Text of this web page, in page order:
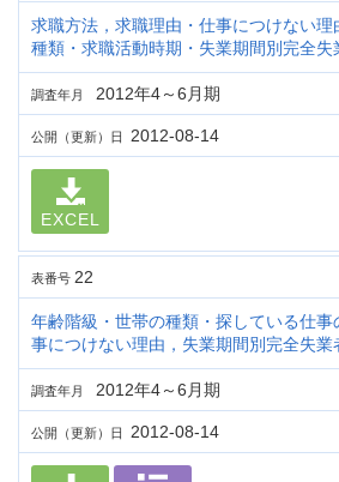
求職方法，求職理由・仕事につけない
種類・求職活動時期・失業期間別完全失
調査年月 2012年4～6月期
公開（更新）日 2012-08-14
EXCEL
表番号 22
年齢階級・世帯の種類・探している仕
事につけない理由，失業期間別完全失業
調査年月 2012年4～6月期
公開（更新）日 2012-08-14